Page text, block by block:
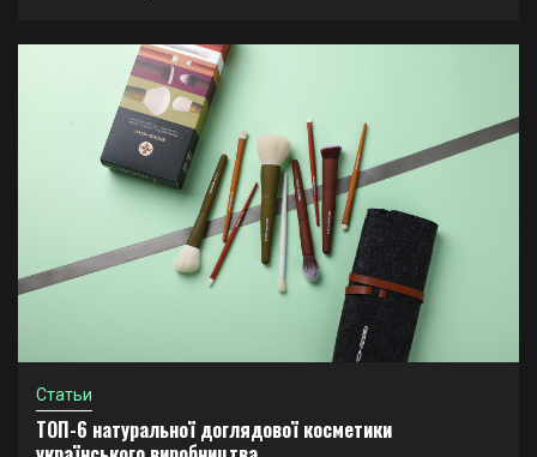
Статьи
ТОП-6 натуральної доглядової косметики